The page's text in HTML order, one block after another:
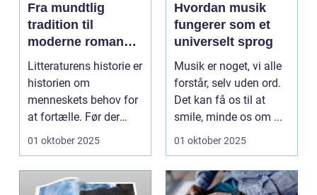
Fra mundtlig
tradition til
moderne romaner:
Litteraturens
udvikling
Litteraturens historie er
historien om
menneskets behov for
at fortælle. Før der
fandte...
01 oktober 2025
Hvordan musik
fungerer som et
universelt sprog
Musik er noget, vi alle
forstår, selv uden ord.
Det kan få os til at
smile, minde os om ...
01 oktober 2025